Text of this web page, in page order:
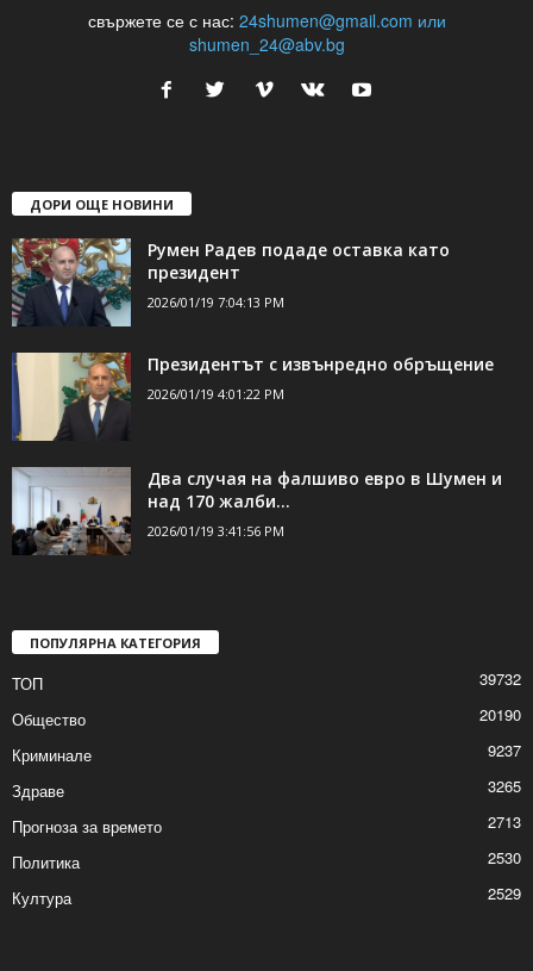
свържете се с нас: 24shumen@gmail.com или
shumen_24@abv.bg
ДОРИ ОЩЕ НОВИНИ
Румен Радев подаде оставка като
президент
2026/01/19 7:04:13 PM
Президентът с извънредно обръщение
2026/01/19 4:01:22 PM
Два случая на фалшиво евро в Шумен и
над 170 жалби...
2026/01/19 3:41:56 PM
ПОПУЛЯРНА КАТЕГОРИЯ
ТОП
39732
Общество
20190
Криминале
9237
Здраве
3265
Прогноза за времето
2713
Политика
2530
Култура
2529